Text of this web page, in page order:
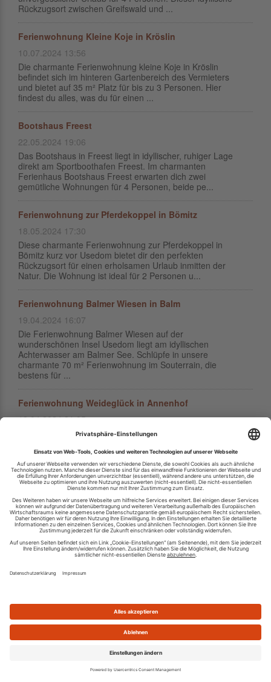
Rückzugsort zwischen Greifswald und ...
Ferienwohnung Kleine Koje in Kröslin
10.07.2024 13:56
Die charmante Ferienwohnung kleine Koje in Kröslin
befindet sich im hinteren Gartenbereich des Vermieters
und bietet auf 35 m² Platz für bis zu 3 Personen. Hier
findest du alles, was du für einen ...
Bootshaus Freest
22.05.2024 19:06
Das Bootshaus in Freest liegt in idyllischer, ruhiger Lage
direkt am Sportboothafen Freest. Im charmanten
Ferienhaus Bootshaus Freest erwarten dich zwei
gemütliche Wohnungen für 4 Personen, beide pe...
Ferienwohnung zur Pferdekoppel in Bömitz
18.05.2024 17:30
Diese charmante Ferienwohnung zur Pferdekoppel in
Bömitz kurz vor Usedom bietet dir den perfekten
Rückzugsort für einen erholsamen Urlaub inmitten der
Natur. Die Wohnung ist ideal für 2 Personen u...
Ferienwohnung Balmer Wiesen in Balm
19.04.2024 16:07
Die Ferienwohnung Balmer Wiesen auf der
wunderschönen Insel Usedom liegt am idyllischen
Achterwasser am Balmer See. Schlüpfe in unsere
charmante 70 m² Ferienwohnung im Souterrain, die
bestens für ...
Ferienwohnung Weideglück in Annenhof
12.04.2024 21:05
Die gemütliche Ferienwohnung Weideglück in Annenhof im
Pferdeweiden bestens geeignet für 2 Personen und ein
Kind bis 12 Jahren. Die Woh...
Gutshaus Neu Necheln
28.03.2024 16:36
Das Gutshaus Neu Necheln ist dein bezaubernden
Rückzugsort in der Mecklenburgischen Seenplatte. Die
Ferienwohnung erstreckt sich über 3 Etagen auf insgesamt
140 m² und ist mit 3 Schlafzimmern für ...
Tauche ein in das historische Flair der Altstadt von
Stralsund und erlebe einen unvergesslichen Städtetrip im
Altstadt-Studio Frankenwall. Deine charmante
Ferienwohnung für 4 Personen befindet sich ...
Ferienwohnung Seewolf im Ostseeheilbad Zingst